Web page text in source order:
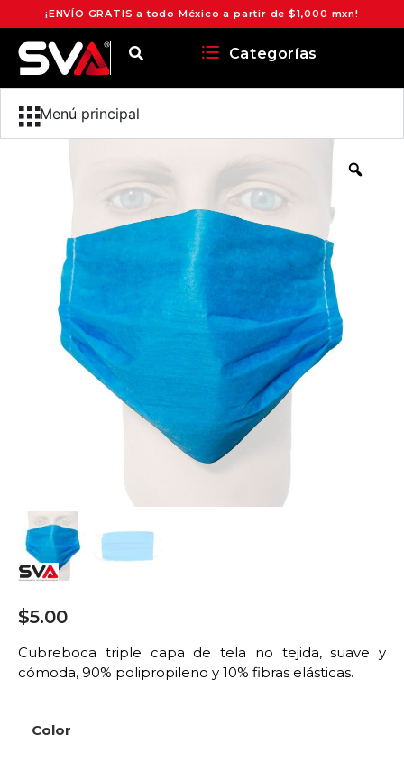
¡ENVÍO GRATIS a todo México a partir de $1,000 mxn!
Categorías
Menú principal
$5.00
Cubreboca triple capa de tela no tejida, suave y
cómoda, 90% polipropileno y 10% fibras elásticas.
Color